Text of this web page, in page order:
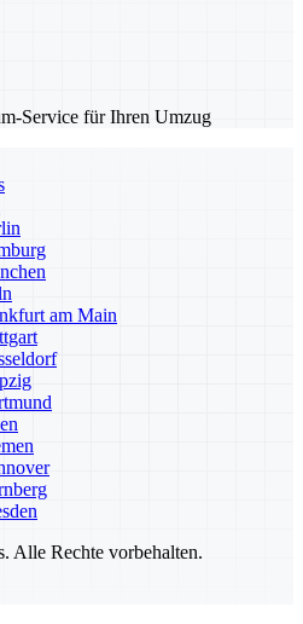
Service für Ihren Umzug
am Main
Alle Rechte vorbehalten.